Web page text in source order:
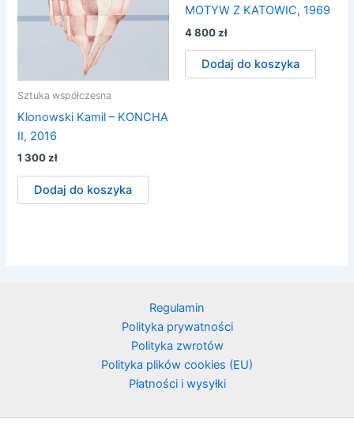
Sztuka współczesna
Klonowski Kamil – KONCHA
II, 2016
1 300zł
Dodaj do koszyka
MOTYW Z KATOWIC, 1969
4 800zł
Dodaj do koszyka
Regulamin
Polityka prywatności
Polityka zwrotów
Polityka plików cookies (EU)
Płatności i wysyłki